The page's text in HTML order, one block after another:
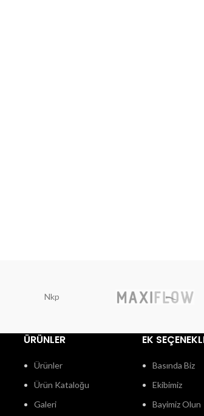
Nkp
ÜRÜNLER
Ürünler
Ürün Kataloğu
Galeri
EK
Basında Biz
Ekibimiz
Bayimiz Olun